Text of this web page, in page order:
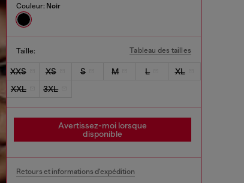
Couleur: Noir
Taille: Tableau des tailles
XXS XS S M L
XL
XXL
3XL
Avertissez-moi lorsque
disponible
Retours et informations d'expédition